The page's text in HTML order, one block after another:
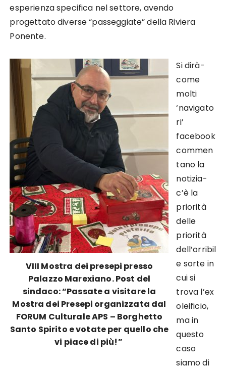
esperienza specifica nel settore, avendo
progettato diverse “passeggiate” della Riviera
Ponente.
VIII Mostra dei presepi presso
Palazzo Marexiano.Post del
sindaco: “Passate a visitare la
Mostra dei Presepi organizzata dal
FORUM Culturale APS – Borghetto
Santo Spirito e votate per quello che
vi piace di più!”
Si dirà-
come
molti
‘navigato
ri’
facebook
commen
tano la
notizia-
c’è la
priorità
delle
priorità
dell’orribil
e sorte in
cui si
trova l’ex
oleificio,
ma in
questo
caso
siamo di